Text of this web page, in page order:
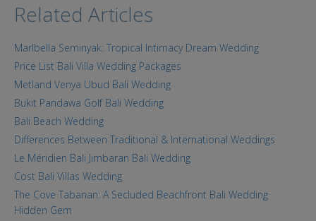
Related Articles
Marlbella Seminyak: Tropical Intimacy Dream Wedding
Price List Bali Villa Wedding Packages
Metland Venya Ubud Bali Wedding
Bukit Pandawa Golf Bali Wedding
Bali Beach Wedding
Differences Between Traditional & International Weddings
Le Méridien Bali Jimbaran Bali Wedding
Cost Bali Villas Wedding
The Cove Tabanan: A Secluded Beachfront Bali Wedding
Hidden Gem